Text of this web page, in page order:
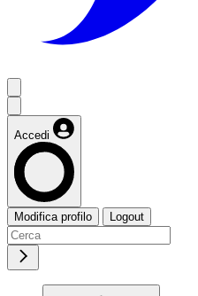
Accedi
Modifica profilo Logout